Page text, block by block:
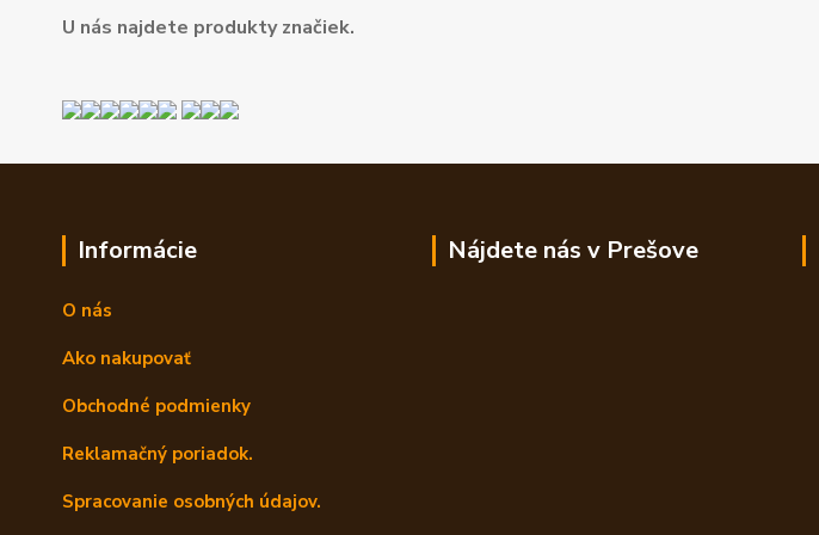
U nás najdete produkty značiek.
Informácie
O nás
Ako nakupovať
Obchodné podmienky
Reklamačný poriadok.
Spracovanie osobných údajov.
Nájdete nás v Prešove